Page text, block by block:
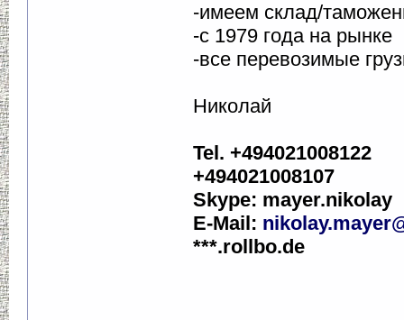
-имеем склад/
-с 1979 года на рынке
-все перевозимые
Николай
Tel. +494021008122
+494021008107
Skype: mayer.nikolay
E-Mail:
***.rollbo.de